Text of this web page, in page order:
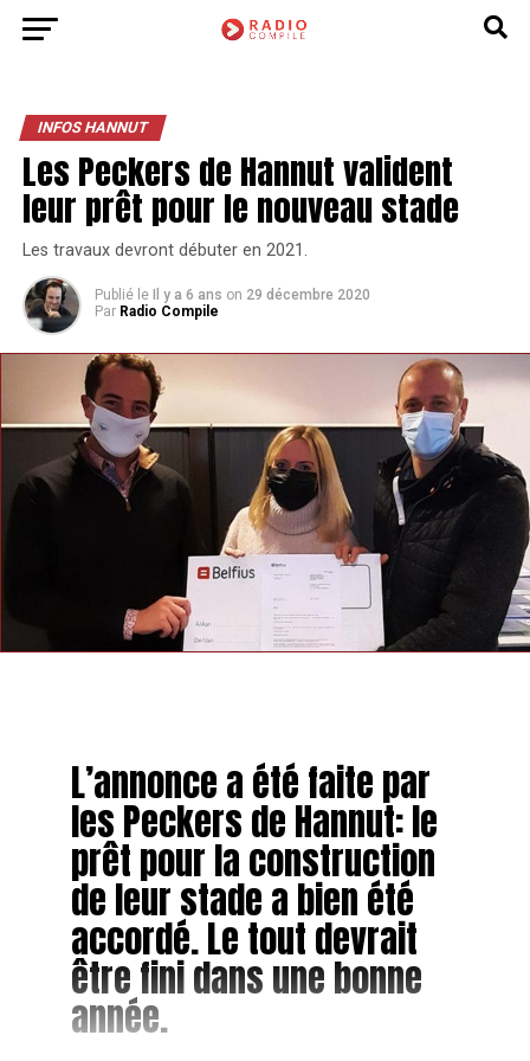
INFOS HANNUT
Les Peckers de Hannut valident
leur prêt pour le nouveau stade
Les travaux devront débuter en 2021.
Publié le Il y a 6 ans on 29 décembre 2020
Par Radio Compile
L’annonce a été faite par
les Peckers de Hannut: le
prêt pour la construction
de leur stade a bien été
accordé. Le tout devrait
être fini dans une bonne
année.